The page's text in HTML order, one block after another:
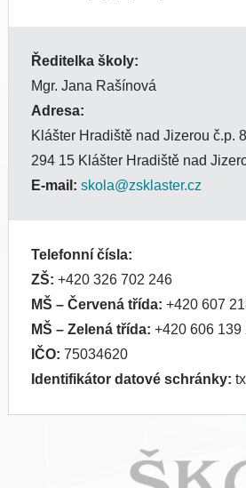
Ředitelka školy:
Mgr. Jana Rašínová
Adresa:
Klášter Hradiště nad Jizerou č.p.
294 15 Klášter Hradiště nad
E-mail: skola@zsklaster.cz
Telefonní čísla:
ZŠ: +420 326 702 246
MŠ – Červená třída: +420 607
MŠ – Zelená třída: +420 606 139
IČO: 75034620
Identifikátor datové schránky: